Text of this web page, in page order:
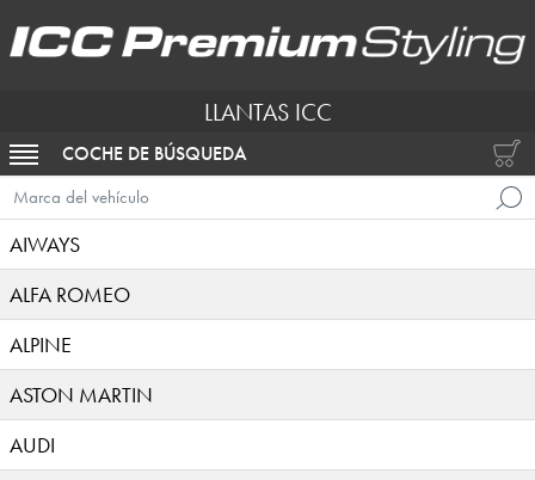
LLANTAS ICC
ACTIVAR NAVEGACIÓN
COCHE DE BÚSQUEDA
Marca del vehículo
AIWAYS
ALFA ROMEO
ALPINE
ASTON MARTIN
AUDI